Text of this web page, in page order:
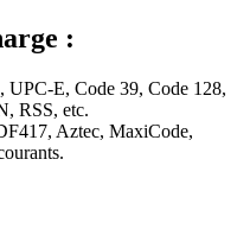
:
E, Code 39, Code 128,
RSS, etc.
Aztec, MaxiCode,